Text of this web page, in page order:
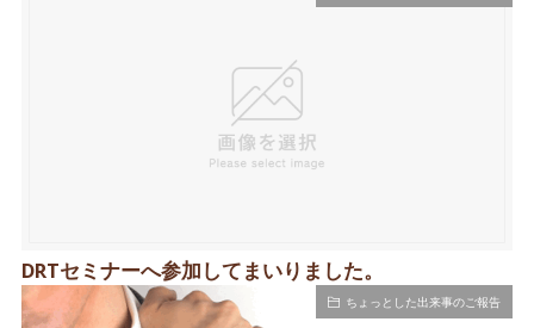
DRTセミナーへ参加してまいりました。
ちょっとした出来事のご報告